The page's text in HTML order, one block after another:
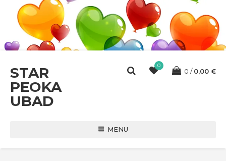
STAR
PEOKA
UBAD
0
0 0,00 €
MENU